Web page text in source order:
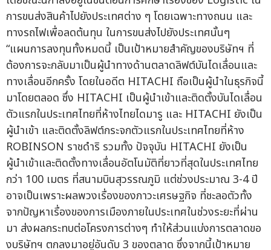
การขนส่งสินค้าไปยังประเทศต่าง ๆ โดยเฉพาะทางถนน และ
ทางรถไฟเพื่อลดต้นทุน ในการขนส่งไปยังประเทศนั้นๆ
“แผนการลงทุนทั้งหมดนี้ เป็นเป้าหมายสำคัญของบริษัทฯ ที่
ต้องการจะกลับมาเป็นผู้นำทางด้านตลาดลิฟต์บันไดเลื่อนและ
ทางเลื่อนอีกครั้ง โดยในอดีต HITACHI ถือเป็นผู้นำในธุรกิจนี้
มาโดยตลอด ซึ่ง HITACHI เป็นผู้นำเข้าและติดตั้งบันไดเลื่อน
ตัวแรกในประเทศไทยที่ห้างไทยไดมารู และ HITACHI ยังเป็น
ผู้นำเข้า และติดตั้งลิฟต์กระจกตัวแรกในประเทศไทยที่ห้าง
ROBINSON ราชดำริ รวมทั้ง ปัจจุบัน HITACHI ยังเป็น
ผู้นำเข้าและติดตั้งทางเลื่อนอัตโนมัติที่ยาวที่สุดในประเทศไทย
กว่า 100 เมตร ที่สนามบินสุวรรณภูมิ แต่ช่วงประมาณ 3-4 ปี
อาจเป็นเพราะผลพวงเรื่องของภาวะเศรษฐกิจ ที่ชะลอตัวทั้ง
จากปัญหาเรื่องของการเมืองภายในประเทศในช่วงระยะที่ผ่าน
มา ส่งผลกระทบต่อโครงการต่างๆ ทำให้ส่วนแบ่งการตลาดขอ
งบริษัทฯ ตกลงมาอยู่อันดับ 3 ของตลาด ซึ่งจากนี้เป้าหมาย